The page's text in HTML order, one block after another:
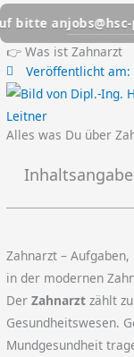
anjobs@hsc-
👉 Was ist Zahnarzt
Veröffentlicht am:
Alles was Du über
Zahnarzt –
in der modernen
DerZahnarzt zählt
Gesundheitswesen.
Mundgesundheit